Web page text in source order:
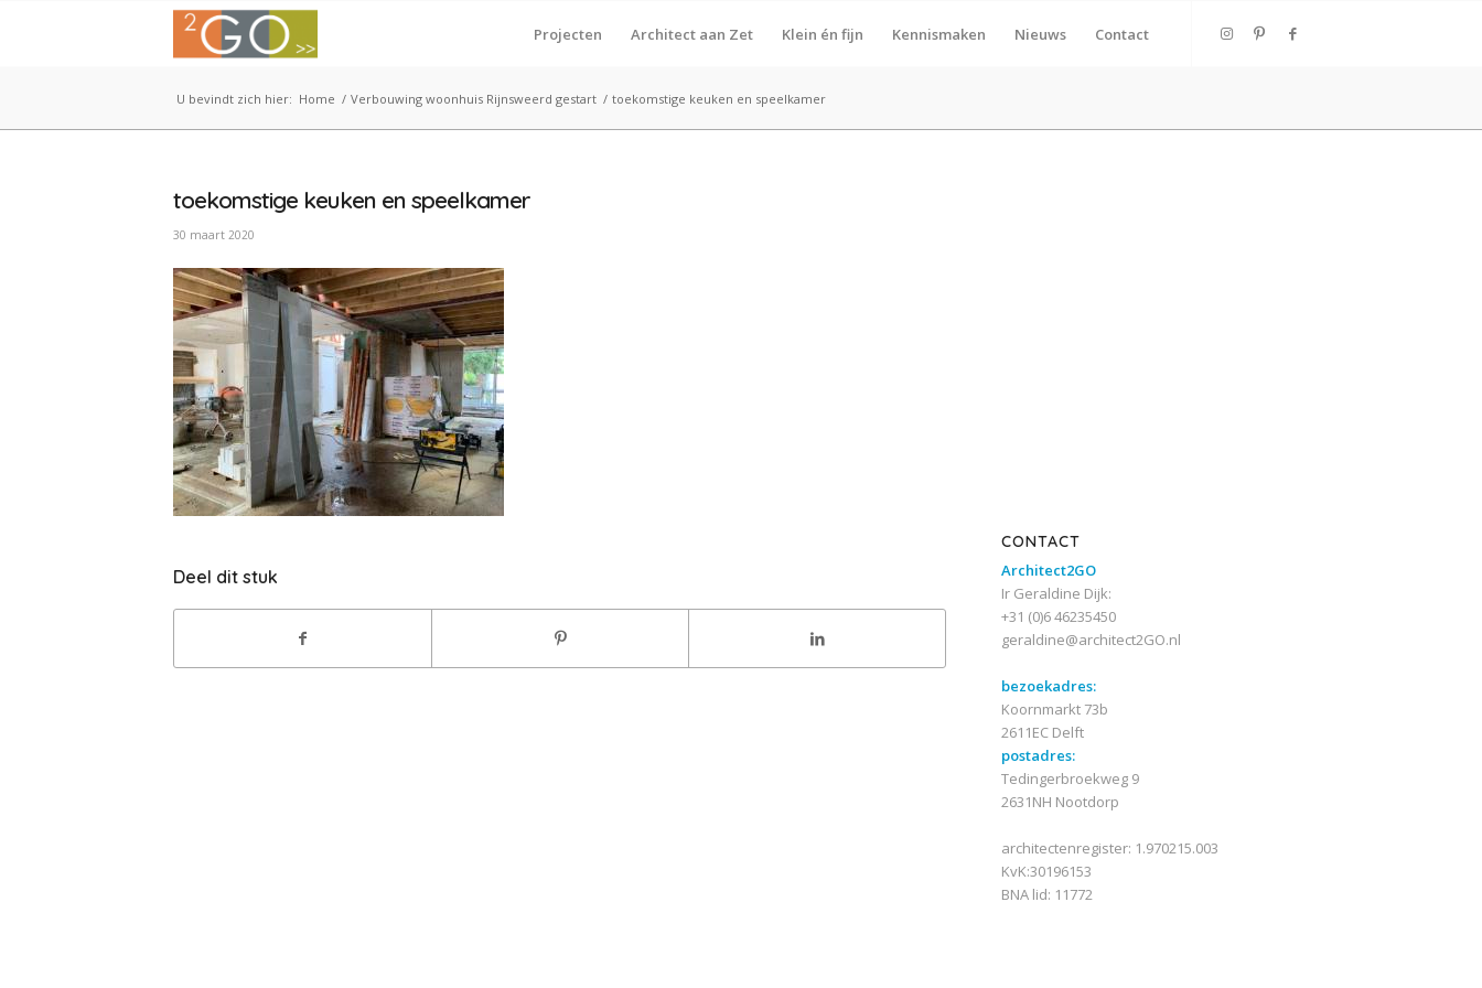
Projecten Architect aan Zet Klein én fijn Kennismaken Nieuws Contact
U bevindt zich hier: Home / Verbouwing woonhuis Rijnsweerd gestart / toekomstige keuken en speelkamer
toekomstige keuken en speelkamer
30 maart 2020
Deel dit stuk
CONTACT
Architect2GO
Ir Geraldine Dijk:
+31 (0)6 46235450
geraldine@architect2GO.nl
bezoekadres:
Koornmarkt 73b
2611EC Delft
postadres:
Tedingerbroekweg 9
2631NH Nootdorp
architectenregister: 1.970215.003
KvK:30196153
BNA lid: 11772